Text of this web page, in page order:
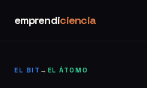
emprendiciencia
EL BIT → EL ÁTOMO